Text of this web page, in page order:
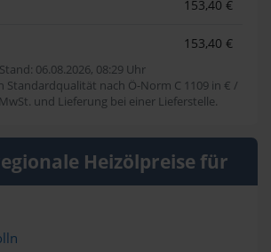
153,40 €
153,40 €
Stand: 06.08.2026, 08:29 Uhr
Standardqualität nach Ö-Norm C 1109 in € /
und Lieferung bei einer Lieferstelle.
Heizölpreise für